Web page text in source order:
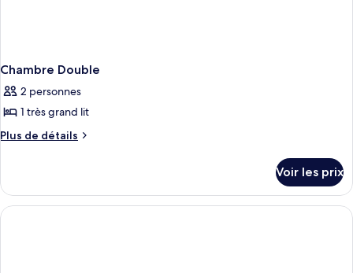
Chambre Double
2 personnes
1 très grand lit
Plus de détails
Plus
le
type
de
Voir les prix